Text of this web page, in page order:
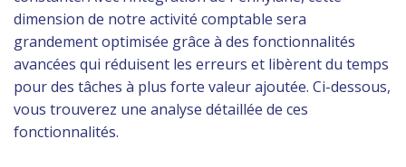
dimension de notre activité comptable sera
grandement optimisée grâce à des fonctionnalités
avancées qui réduisent les erreurs et libèrent du temps
pour des tâches à plus forte valeur ajoutée. Ci-dessous,
vous trouverez une analyse détaillée de ces
fonctionnalités.